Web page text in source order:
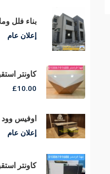
إعلان عام
£10.00
إعلان عام